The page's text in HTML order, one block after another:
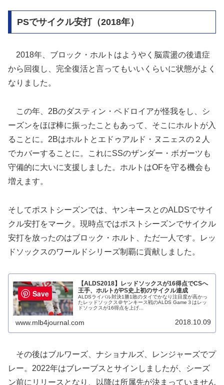
PSでサイクル安打（2018年）
2018年、ブロック・ホルトはようやく脳震盪の後遺症
から回復し、完全復活と言ってもいいくらいに状態がよく
なりました。
この年、2Bのダスティン・ペドロイアが怪我をし、シ
ーズンをほぼ棒に振ったこともあって、そこにホルトが入
ることに。2Bはホルトとエドゥアルド・ヌニェスの２人
でカバーすることに。これにSSのザンダー・ボガーツも
守備的に大いに支援しました。ホルトはOFを守る機会も
増えます。
そしてポストシーズンでは、ヤンキースとのALDSでサイ
クル安打をマーク。現時点ではポストシーズンでサイクル
安打を放ったのはブロック・ホルト、ただ一人です。レッ
ドソックスのワールドシリーズ制覇に貢献しました。
【ALDS2018】レッドソックスが16得点でCSへ
王手、ホルトがPS史上初のサイクル達成
ALDSライバル対決1勝1敗のタイでかなり注目度が高かっ
たレッドソックス＠ヤンキース戦のALDS Game３はレッ
ドソックスが16得点を上げ...
www.mlb4journal.com 2018.10.09
その後はブルワーズ、ナショナルズ、レンジャーズでプ
レー。2022年はブレーブスとサインしましたが、シーズ
ン前にリリースとなり、以降は所属先が決まっていません
Save